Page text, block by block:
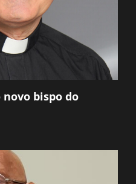
novo bispo do